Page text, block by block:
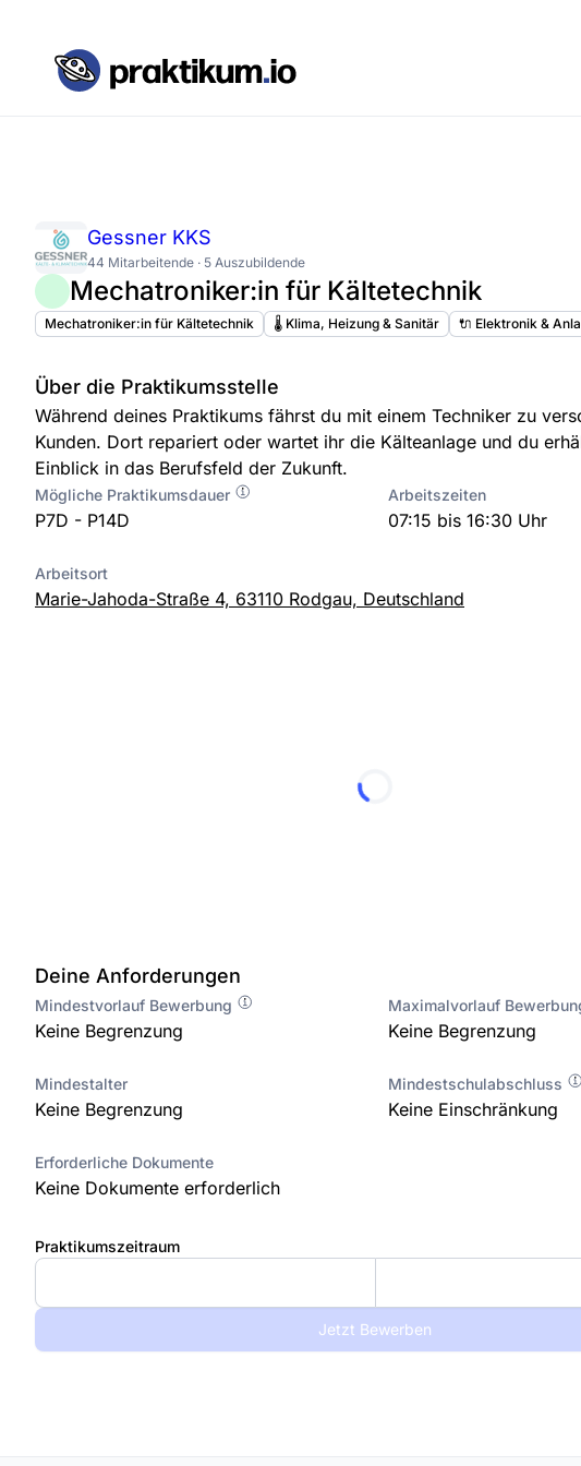
Gessner KKS
44 Mitarbeitende · 5 Auszubildende
Mechatroniker:in für Kältetechnik
Mechatroniker:in für Kältetechnik 🌡️ Klima, Heizung & Sanitär 🔌 Elektronik &
Über die Praktikumsstelle
Während deines Praktikums fährst du mit einem Techniker zu
Kunden. Dort repariert oder wartet ihr die Kälteanlage und du
Einblick in das Berufsfeld der Zukunft.
Mögliche Praktikumsdauer
P7D - P14D
Arbeitszeiten
07:15 bis 16:30 Uhr
Arbeitsort
Marie-Jahoda-Straße 4, 63110 Rodgau, Deutschland
Deine Anforderungen
Mindestvorlauf Bewerbung
Keine Begrenzung
Maximalvorlauf
Keine Begrenzung
Mindestalter
Keine Begrenzung
Mindestschulabschluss
Keine Einschränkung
Erforderliche Dokumente
Keine Dokumente erforderlich
Praktikumszeitraum
Jetzt Bewerben